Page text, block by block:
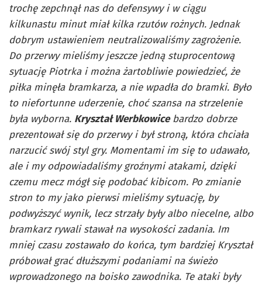
trochę zepchnął nas do defensywy i w ciągu
kilkunastu minut miał kilka rzutów rożnych. Jednak
dobrym ustawieniem neutralizowaliśmy zagrożenie.
Do przerwy mieliśmy jeszcze jedną stuprocentową
sytuację Piotrka i można żartobliwie powiedzieć, że
piłka minęła bramkarza, a nie wpadła do bramki. Było
to niefortunne uderzenie, choć szansa na strzelenie
była wyborna. Kryształ Werbkowicebardzo dobrze
prezentował się do przerwy i był stroną, która chciała
narzucić swój styl gry. Momentami im się to udawało,
ale i my odpowiadaliśmy groźnymi atakami, dzięki
czemu mecz mógł się podobać kibicom. Po zmianie
stron to my jako pierwsi mieliśmy sytuację, by
podwyższyć wynik, lecz strzały były albo niecelne, albo
bramkarz rywali stawał na wysokości zadania. Im
mniej czasu zostawało do końca, tym bardziej Kryształ
próbował grać dłuższymi podaniami na świeżo
wprowadzonego na boisko zawodnika. Te ataki były